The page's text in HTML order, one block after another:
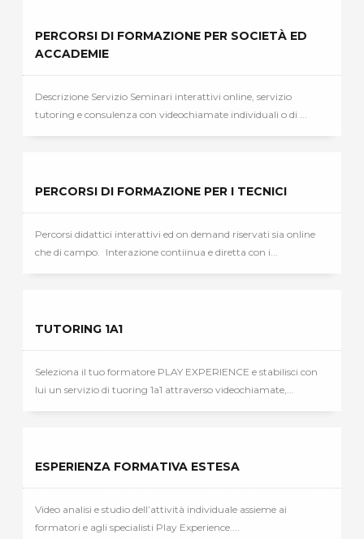
PERCORSI DI FORMAZIONE PER SOCIETÀ ED
ACCADEMIE
Descrizione Servizio Seminari interattivi online, servizio
tutoring e consulenza con videochiamate individuali o di ...
PERCORSI DI FORMAZIONE PER I TECNICI
Percorsi didattici interattivi ed on demand riservati sia online
che di campo. Interazione contiinua e diretta con i...
TUTORING 1A1
Seleziona il tuo formatore PLAY EXPERIENCE e stabilisci con
lui un servizio di tuoring 1a1 attraverso videochiamate,...
ESPERIENZA FORMATIVA ESTESA
Video analisi e studio dell’attività individuale assieme ai
formatori e agli specialisti Play Experience....